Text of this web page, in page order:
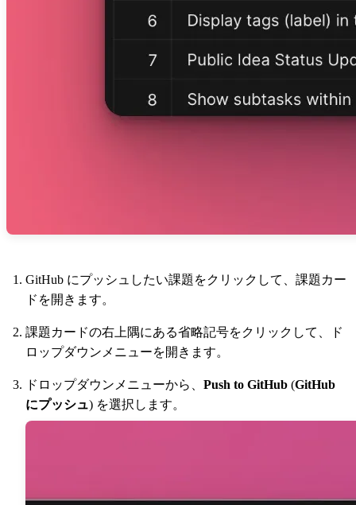
GitHub にプッシュしたい課題をクリックして、課題カー
ドを開きます。
課題カードの右上隅にある省略記号をクリックして、ド
ロップダウンメニューを開きます。
ドロップダウンメニューから、 Push to GitHub (GitHub
にプッシュ) を選択します。